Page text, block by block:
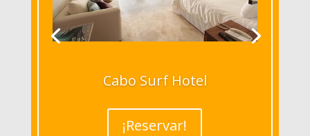
Cabo Surf Hotel
¡Reservar!